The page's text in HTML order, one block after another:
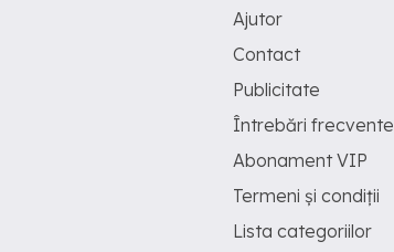
Ajutor
Contact
Publicitate
Întrebări frecvente
Abonament VIP
Termeni și condiții
Lista categoriilor